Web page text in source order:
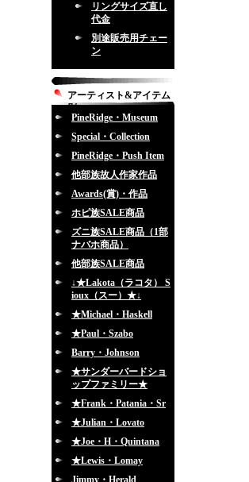
リングサイズ直し
代金
別途販売用チェー
ン
アーティスト&アイテム
別
PineRidge・Museum
Special・Collection
PineRidge・Push Item
他部族故人作家作品
Awards(賞)・作品
ホピ族SALE商品
ズニ族SALE商品（1部
ナバホ商品）
他部族SALE商品
↓★Lakota（ラコタ） S
ioux（スー）★↓
★Michael・Haskell
★Paul・Szabo
Barry・Johnson
★サンダーバードショ
ップファミリー★
★Frank・Patania・Sr
★Julian・Lovato
★Joe・H・Quintana
★Lewis・Lomay
Jimmy・Herald